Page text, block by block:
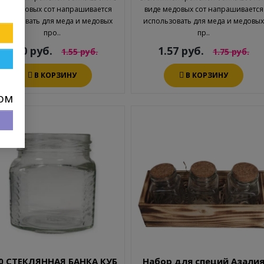
медовых сот напрашивается
для меда и медовых
про..
1.30 руб. 1.55 руб.
В КОРЗИНУ
виде медовых сот напрашивается
использовать для меда и медовых
пр..
1.57 руб. 1.75 руб.
В КОРЗИНУ
СТЕКЛЯННАЯ БАНКА КУБ
Набор для специй